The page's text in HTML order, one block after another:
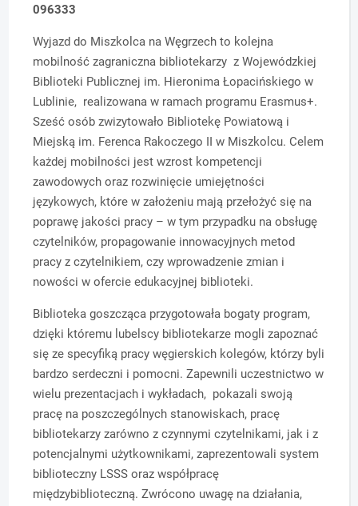
096333
Wyjazd do Miszkolca na Węgrzech to kolejna
mobilność zagraniczna bibliotekarzy z Wojewódzkiej
Biblioteki Publicznej im. Hieronima Łopacińskiego w
Lublinie, realizowana w ramach programu Erasmus+.
Sześć osób zwizytowało Bibliotekę Powiatową i
Miejską im. Ferenca Rakoczego II w Miszkolcu. Celem
każdej mobilności jest wzrost kompetencji
zawodowych oraz rozwinięcie umiejętności
językowych, które w założeniu mają przełożyć się na
poprawę jakości pracy – w tym przypadku na obsługę
czytelników, propagowanie innowacyjnych metod
pracy z czytelnikiem, czy wprowadzenie zmian i
nowości w ofercie edukacyjnej biblioteki.
Biblioteka goszcząca przygotowała bogaty program,
dzięki któremu lubelscy bibliotekarze mogli zapoznać
się ze specyfiką pracy węgierskich kolegów, którzy byli
bardzo serdeczni i pomocni. Zapewnili uczestnictwo w
wielu prezentacjach i wykładach, pokazali swoją
pracę na poszczególnych stanowiskach, pracę
bibliotekarzy zarówno z czynnymi czytelnikami, jak i z
potencjalnymi użytkownikami, zaprezentowali system
biblioteczny LSSS oraz współpracę
międzybiblioteczną. Zwrócono uwagę na działania,